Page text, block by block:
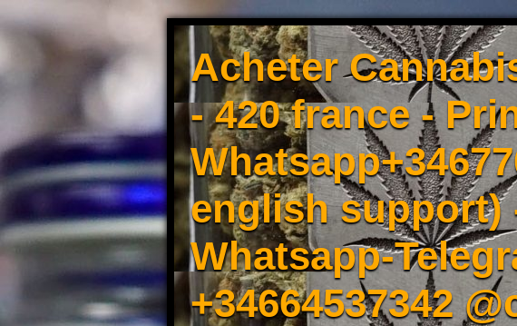
Acheter
- 420 france -
english support)
Whatsapp-
+34664537342